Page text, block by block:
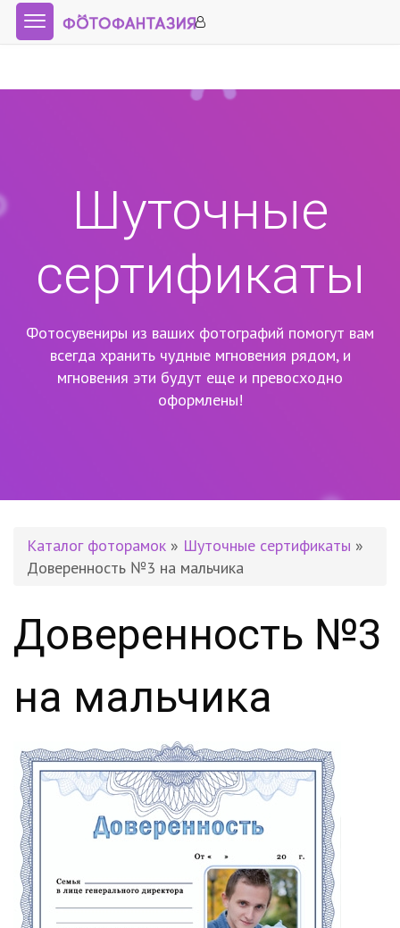
Шуточные
сертификаты
Фотосувениры из ваших фотографий помогут вам
всегда хранить чудные мгновения рядом, и
мгновения эти будут еще и превосходно
оформлены!
Каталог фоторамок » Шуточные сертификаты »
Доверенность №3 на мальчика
Доверенность №3
на мальчика